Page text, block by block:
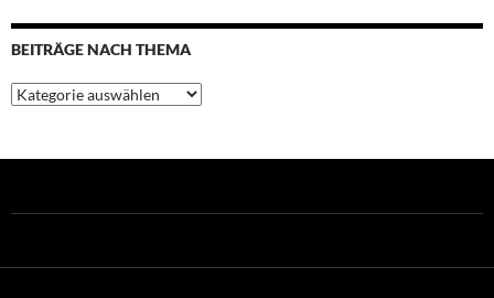
BEITRÄGE NACH THEMA
Beiträge
nach